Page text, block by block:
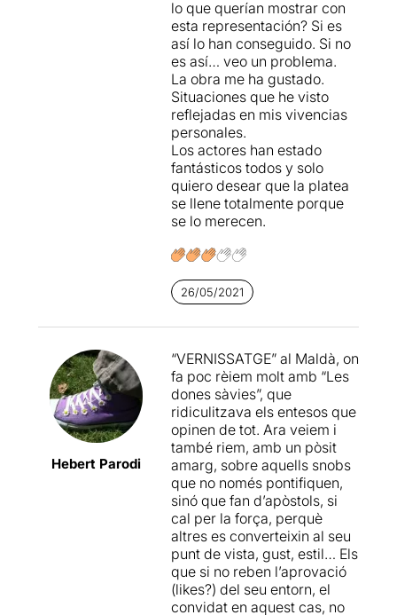
defineixen els capitalistes.
Volia demostrar que una
dictadura comunista no era
tan igualitària com ho era en
la teoria.
Possiblement aquest fet, en
l'actualitat i vist des d'una
societat capitalista com la
nostra, li treu l'interès inicial
que l'autor va voler imprimir
en el seu text.
(Carla Ricart
visita d’un amic, en Bernat
Alberto Díaz
preparat un vernissatge.
amics que el reben amb
moltes festes i abraçades,
ell porta unes flors que
l'amfitriona no sap bé on
col·locar. Han redecorat el
pis en el qual viuen i volen la
seva opinió. Busquen en
l'amic l'aprovació i
admiració pel resultat.
Un text "sense gaire text"
on hem d'anar descobrint
que s'amaga al darrere de
cada un dels personatges,
lo que querían mostrar con
esta representación? Si es
así lo han conseguido. Si no
es así… veo un problema.
La obra me ha gustado.
Situaciones que he visto
reflejadas en mis vivencias
personales.
Los actores han estado
fantásticos todos y solo
quiero desear que la platea
se llene totalmente porque
se lo merecen.
26/05/2021
Hebert Parodi
“VERNISSATGE” al Maldà, on
fa poc rèiem molt amb “Les
dones sàvies”, que
ridiculitzava els entesos que
opinen de tot. Ara veiem i
també riem, amb un pòsit
amarg, sobre aquells snobs
que no només pontifiquen,
sinó que fan d’apòstols, si
cal per la força, perquè
altres es converteixin al seu
punt de vista, gust, estil… Els
que si no reben l’aprovació
(likes?) del seu entorn, el
convidat en aquest cas, no